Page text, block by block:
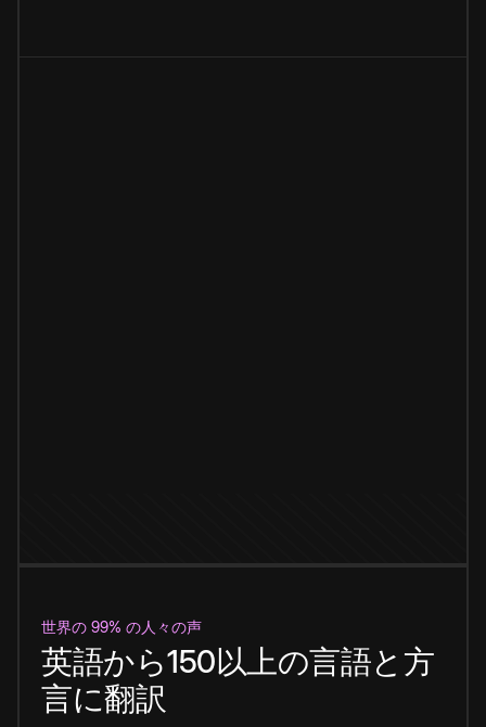
世界の 99% の人々の声
英語から150以上の言語と方
言に翻訳